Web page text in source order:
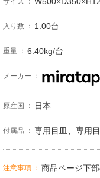
入り数 1.00台
重量 6.40kg/台
メーカー
原産国 日本
付属品 専用目皿、専用
注意事項 商品ページ下